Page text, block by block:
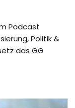
Podcast
Politik &
das GG